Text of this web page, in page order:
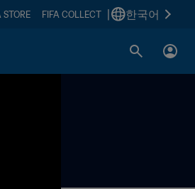
STORE FIFA COLLECT 한국어